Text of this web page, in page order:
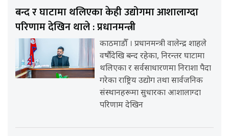
बन्द र घाटामा थलिएका केही उद्योगमा आशालाग्दा
परिणाम देखिन थाले : प्रधानमन्त्री
काठमाडौँ । प्रधानमन्त्री वालेन्द्र शाहले
वर्षौंदेखि बन्द रहेका, निरन्तर घाटामा
थलिएका र सर्वसाधारणमा निराशा पैदा
गरेका राष्ट्रिय उद्योग तथा सार्वजनिक
संस्थानहरूमा सुधारका आशालाग्दा
परिणाम देखिन